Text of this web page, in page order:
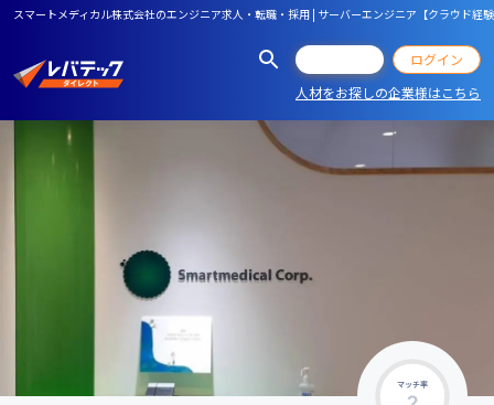
スマートメディカル株式会社のエンジニア求人・転職・採用 | サーバーエンジニア【クラウド経
ログイン
人材をお探しの企業様はこちら
マッチ率